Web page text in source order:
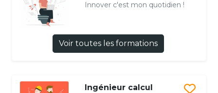
Innover c'est mon quotidien !
Voir toutes les formations
Ingénieur calcul